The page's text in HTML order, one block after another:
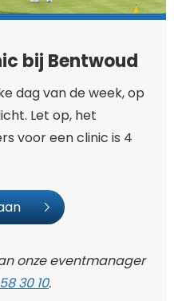
bij Bentwoud
dag van de week, op
Let op, het
voor een clinic is 4
onze eventmanager
30 10.